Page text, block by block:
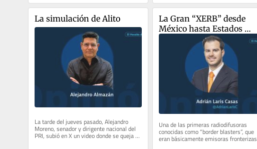
La simulación de Alito
La tarde del jueves pasado, Alejandro
Moreno, senador y dirigente nacional del
PRI, subió en X un video donde se queja de
la resolución del INE que...
La Gran “XERB” desde
México hasta Estados
Una de las primeras radiodifusoras
conocidas como “border blasters”, que
eran básicamente emisoras fronterizas